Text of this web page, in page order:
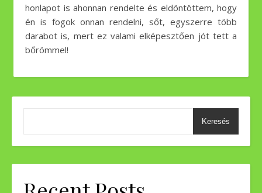
honlapot is ahonnan rendelte és eldöntöttem, hogy
én is fogok onnan rendelni, sőt, egyszerre több
darabot is, mert ez valami elképesztően jót tett a
bőrömmel!
Keresés